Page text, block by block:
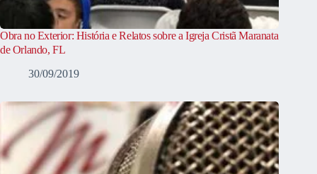
Obra no Exterior: História e Relatos sobre a Igreja Cristã Maranata
de Orlando, FL
30/09/2019